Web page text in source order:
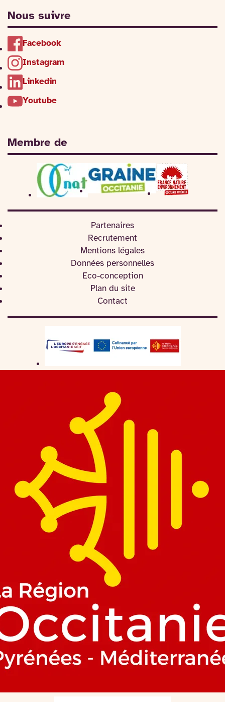
Nous suivre
Facebook
Instagram
Linkedin
Youtube
Membre de
Partenaires
Recrutement
Mentions légales
Données personnelles
Eco-conception
Plan du site
Contact